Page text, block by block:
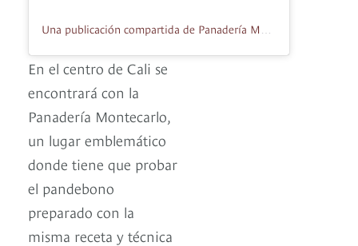
En el centro de Cali se
encontrará con la
Panadería Montecarlo,
un lugar emblemático
donde tiene que probar
el pandebono
preparado con la
misma receta y técnica